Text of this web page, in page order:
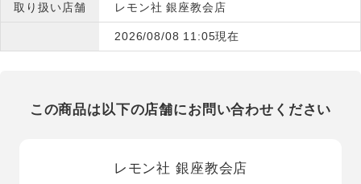
取り扱い店舗 レモン社 銀座教会店
2026/08/08 11:05現在
この商品は以下の店舗にお問い合わせください
レモン社 銀座教会店